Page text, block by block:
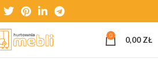
0 0,00 ZŁ